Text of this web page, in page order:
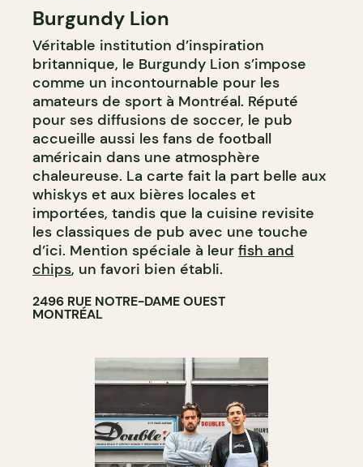
MICROBRASSERIE
Burgundy Lion
Véritable institution d’inspiration
britannique, le Burgundy Lion s’impose
comme un incontournable pour les
amateurs de sport à Montréal. Réputé
pour ses diffusions de soccer, le pub
accueille aussi les fans de football
américain dans une atmosphère
chaleureuse. La carte fait la part belle aux
whiskys et aux bières locales et
importées, tandis que la cuisine revisite
les classiques de pub avec une touche
d’ici. Mention spéciale à leur fish and
chips, un favori bien établi.
2496 RUE NOTRE-DAME OUEST
MONTRÉAL